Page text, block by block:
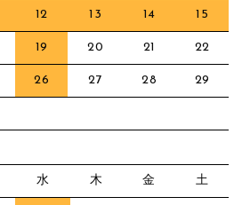
12 13 14 15
19 20 21 22
26 27 28 29
水 木 金 土